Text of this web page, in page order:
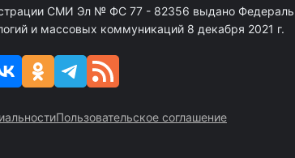
СМИ Эл № ФС 77 - 82356 выдано
и массовых коммуникаций 8 декабря 2021 г.
Пользовательское соглашение